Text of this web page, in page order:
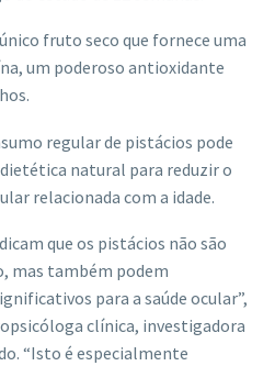
fruto seco que fornece uma
um poderoso antioxidante
regular de pistácios pode
natural para reduzir o
relacionada com a idade.
que os pistácios não são
mas também podem
para a saúde ocular”,
clínica, investigadora
“Isto é especialmente